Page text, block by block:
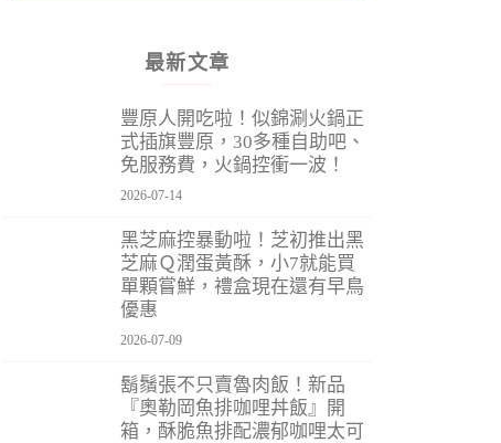
最新文章
豐原人開吃啦！似錦涮火鍋正
式插旗豐原，30多種自助吧、
免服務費，火鍋控衝一波！
2026-07-14
黑芝麻控暴動啦！芝初推出黑
芝麻Ｑ潤蛋黃酥，小7就能買
單顆嘗鮮，禮盒現在還有早鳥
優惠
2026-07-09
鬍鬚張不只賣魯肉飯！新品
『奧勒岡魚排咖哩丼飯』開
箱，酥脆魚排配濃郁咖哩太可